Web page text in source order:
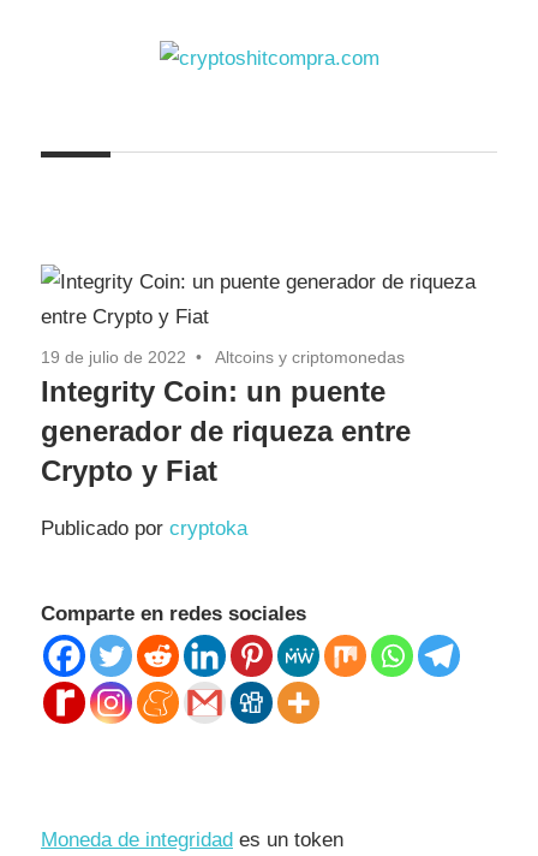
19 de julio de 2022 Altcoins y criptomonedas
Integrity Coin: un puente
generador de riqueza entre
Crypto y Fiat
Publicado por cryptoka
Comparte en redes sociales
Moneda de integridad es un token